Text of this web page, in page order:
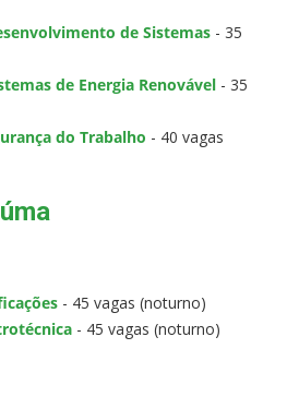
de Sistemas - 35
de Energia Renovável - 35
do Trabalho - 40 vagas
- 45 vagas (noturno)
- 45 vagas (noturno)